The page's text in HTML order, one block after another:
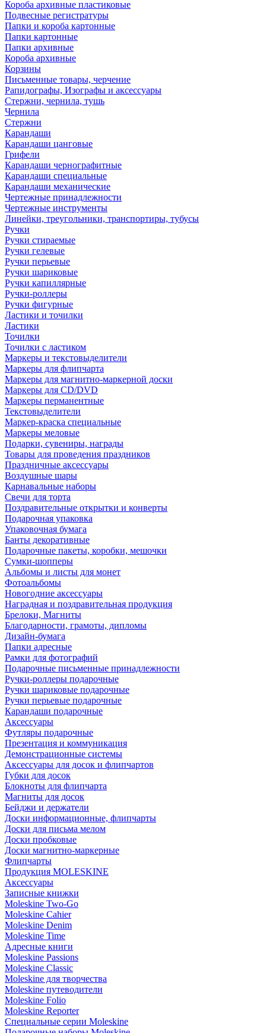
Короба архивные пластиковые
Подвесные регистратуры
Папки и короба картонные
Папки картонные
Папки архивные
Короба архивные
Корзины
Письменные товары, черчение
Рапидографы, Изографы и аксессуары
Стержни, чернила, тушь
Чернила
Стержни
Карандаши
Карандаши цанговые
Грифели
Карандаши чернографитные
Карандаши специальные
Карандаши механические
Чертежные принадлежности
Чертежные инструменты
Линейки, треугольники, транспортиры, тубусы
Ручки
Ручки стираемые
Ручки гелевые
Ручки перьевые
Ручки шариковые
Ручки капиллярные
Ручки-роллеры
Ручки фигурные
Ластики и точилки
Ластики
Точилки
Точилки с ластиком
Маркеры и текстовыделители
Маркеры для флипчарта
Маркеры для магнитно-маркерной доски
Маркеры для CD/DVD
Маркеры перманентные
Текстовыделители
Маркер-краска специальные
Маркеры меловые
Подарки, сувениры, награды
Товары для проведения праздников
Праздничные аксессуары
Воздушные шары
Карнавальные наборы
Свечи для торта
Поздравительные открытки и конверты
Подарочная упаковка
Упаковочная бумага
Банты декоративные
Подарочные пакеты, коробки, мешочки
Сумки-шопперы
Альбомы и листы для монет
Фотоальбомы
Новогодние аксессуары
Наградная и поздравительная продукция
Брелоки, Магниты
Благодарности, грамоты, дипломы
Дизайн-бумага
Папки адресные
Рамки для фотографий
Подарочные письменные принадлежности
Ручки-роллеры подарочные
Ручки шариковые подарочные
Ручки перьевые подарочные
Карандаши подарочные
Аксессуары
Футляры подарочные
Презентация и коммуникация
Демонстрационные системы
Аксессуары для досок и флипчартов
Губки для досок
Блокноты для флипчарта
Магниты для досок
Бейджи и держатели
Доски информационные, флипчарты
Доски для письма мелом
Доски пробковые
Доски магнитно-маркерные
Флипчарты
Продукция MOLESKINE
Аксессуары
Записные книжки
Moleskine Two-Go
Moleskine Cahier
Moleskine Denim
Moleskine Time
Адресные книги
Moleskine Passions
Moleskine Classic
Moleskine для творчества
Moleskine путеводители
Moleskine Folio
Moleskine Reporter
Специальные серии Moleskine